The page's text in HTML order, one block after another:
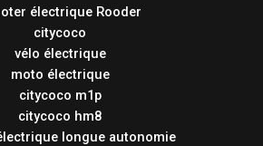
électrique Rooder
citycoco
vélo électrique
moto électrique
citycoco m1p
citycoco hm8
longue autonomie